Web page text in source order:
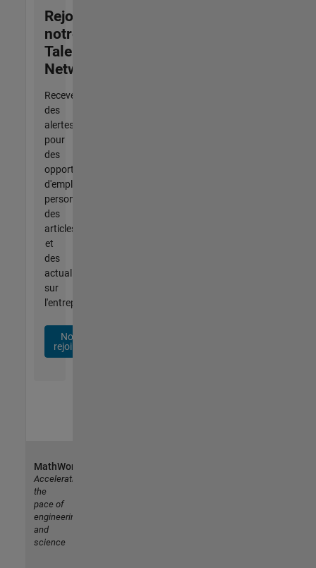
Rejoignez
notre
Talent
Network
Recevez
des
alertes
pour
des
opportunités
d'emploi
personnalisées,
des
articles
et
des
actualités
sur
l'entreprise.
Nous
rejoindre
MathWorks
Accelerating
the
pace of
engineering
and
science